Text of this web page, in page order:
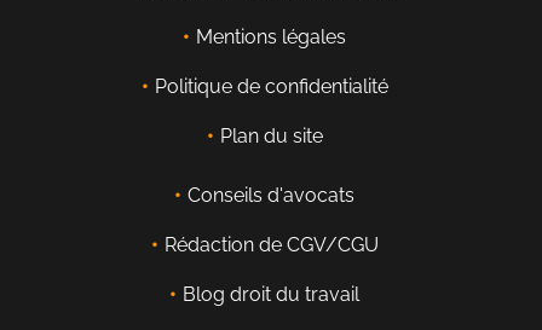
Mentions légales
Politique de confidentialité
Plan du site
Conseils d'avocats
Rédaction de CGV/CGU
Blog droit du travail